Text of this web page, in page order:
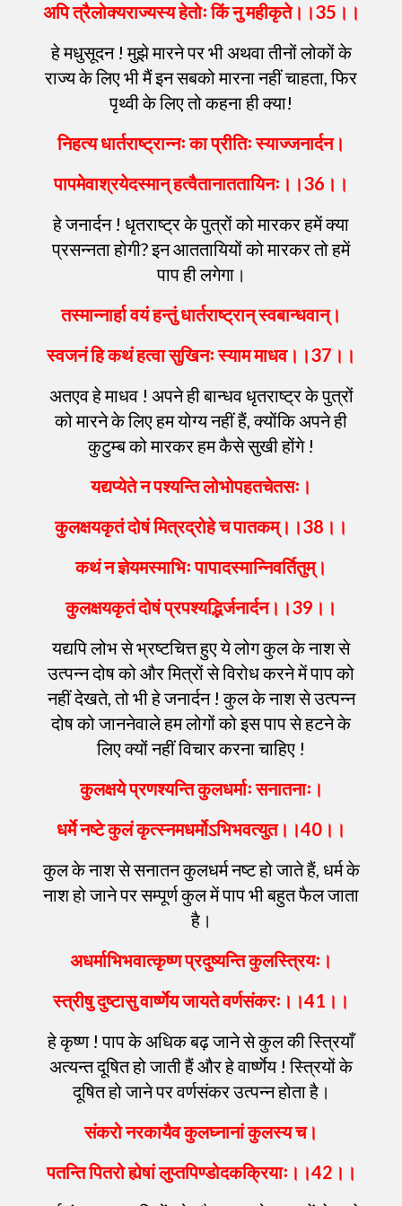
अपित्रैलोक्यराज्यस्यहेतोःकिंनुमहीकृते।।35 ।।
हे मधुसूदन ! मुझे मारने पर भी अथवा तीनों लोकों के
राज्य के लिए भी मैं इन सबको मारना नहीं चाहता, फिर
पृथ्वी के लिए तो कहना ही क्या!
निहत्यधार्तराष्ट्रान्नःकाप्रीतिःस्याज्जनार्दन।
पापमेवाश्रयेदस्मान्हत्वैतानाततायिनः ।।36 ।।
हे जनार्दन ! धृतराष्ट्र के पुत्रों को मारकर हमें क्या
प्रसन्नता होगी? इन आततायियों को मारकर तो हमें
पाप ही लगेगा।
तस्मान्नार्हावयंहन्तुंधार्तराष्ट्रान्स्वबान्धवान्।
स्वजनंहिकथंहत्वासुखिनःस्याममाधव।।37 ।।
अतएव हे माधव ! अपने ही बान्धव धृतराष्ट्र के पुत्रों
को मारने के लिए हम योग्य नहीं हैं, क्योंकि अपने ही
कुटुम्ब को मारकर हम कैसे सुखी होंगे !
यद्यप्येतेनपश्यन्तिलोभोपहतचेतसः ।
कुलक्षयकृतंदोषंमित्रद्रोहेचपातकम्।।38 ।।
कथंनज्ञेयमस्माभिःपापादस्मान्निवर्तितुम्।
कुलक्षयकृतंदोषंप्रपश्यद्भिर्जनार्दन।।39 ।।
यद्यपि लोभ से भ्रष्टचित्त हुए ये लोग कुल के नाश से
उत्पन्न दोष को और मित्रों से विरोध करने में पाप को
नहीं देखते, तो भी हे जनार्दन ! कुल के नाश से उत्पन्न
दोष को जाननेवाले हम लोगों को इस पाप से हटने के
लिए क्यों नहीं विचार करना चाहिए !
कुलक्षयेप्रणश्यन्तिकुलधर्माःसनातनाः।
धर्मेनष्टेकुलंकृत्स्नमधर्मोऽभिभवत्युत।।40 ।।
कुल के नाश से सनातन कुलधर्म नष्ट हो जाते हैं, धर्म के
नाश हो जाने पर सम्पूर्ण कुल में पाप भी बहुत फैल जाता
है।
अधर्माभिभवात्कृष्णप्रदुष्यन्तिकुलस्त्रियः ।
स्त्रीषुदुष्टासुवार्ष्णेयजायतेवर्णसंकरः ।।41 ।।
हे कृष्ण ! पाप के अधिक बढ़ जाने से कुल की स्त्रियाँ
अत्यन्त दूषित हो जाती हैं और हे वार्ष्णेय ! स्त्रियों के
दूषित हो जाने पर वर्णसंकर उत्पन्न होता है।
संकरोनरकायैवकुलघ्नानांकुलस्यच।
पतन्तिपितरोह्येषांलुप्तपिण्डोदकक्रियाः।।42 ।।